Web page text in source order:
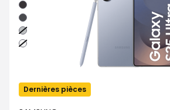
Noir
Noir
absolu
Gris
Argent
Dernières pièces